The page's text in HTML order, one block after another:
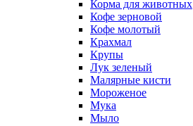
Корма для животных
Кофе зерновой
Кофе молотый
Крахмал
Крупы
Лук зеленый
Малярные кисти
Мороженое
Мука
Мыло